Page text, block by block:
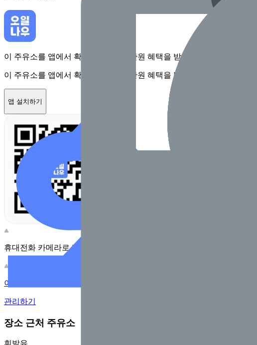
이 주유소를 앱에서 확인하고 최대 1만원 혜택을 받아보세요
이 주유소를 앱에서 확인하고 최대 1만원 혜택을 받아보세요
앱 설치하기
휴대전화 카메라로 찍어보세요
이 주유소의 사장님이신가요?
관리하기
장소 근처 주유소